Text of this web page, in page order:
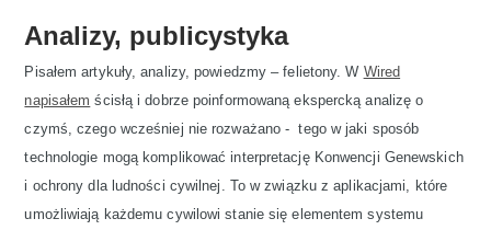
Analizy, publicystyka
Pisałem artykuły, analizy, powiedzmy – felietony. W Wired
napisałem ścisłą i dobrze poinformowaną ekspercką analizę o
czymś, czego wcześniej nie rozważano - tego w jaki sposób
technologie mogą komplikować interpretację Konwencji Genewskich
i ochrony dla ludności cywilnej. To w związku z aplikacjami, które
umożliwiają każdemu cywilowi stanie się elementem systemu